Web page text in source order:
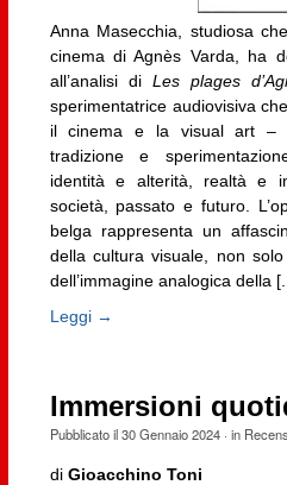
Anna Masecchia, studiosa
cinema di Agnès Varda, ha
all’analisi di Les plages
sperimentatrice audiovisiva
il cinema e la visual art –
tradizione e
identità e alterità, realtà e
società, passato e futuro.
belga rappresenta un
della cultura visuale, non
dell’immagine analogica della
Leggi →
Immersioni
Pubblicato il30 Gennaio 2024· in
di Gioacchino Toni